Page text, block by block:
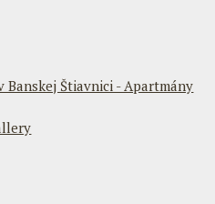
Banskej Štiavnici - Apartmány